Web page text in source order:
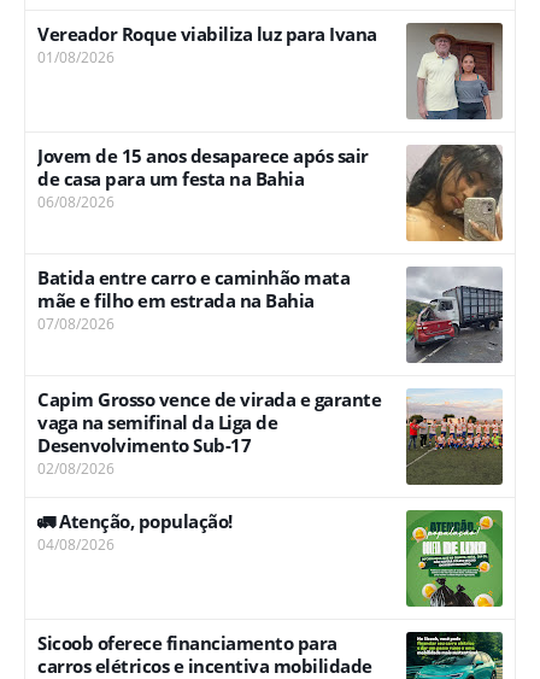
Vereador Roque viabiliza luz para Ivana
01/08/2026
Jovem de 15 anos desaparece após sair
de casa para um festa na Bahia
06/08/2026
Batida entre carro e caminhão mata
mãe e filho em estrada na Bahia
07/08/2026
Capim Grosso vence de virada e garante
vaga na semifinal da Liga de
Desenvolvimento Sub-17
02/08/2026
🚛 Atenção, população!
04/08/2026
Sicoob oferece financiamento para
carros elétricos e incentiva mobilidade